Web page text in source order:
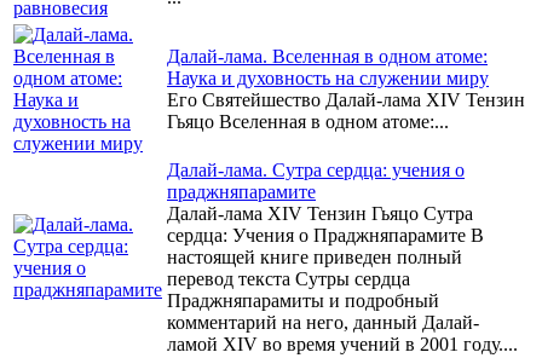
Далай-лама. Вселенная в одном атоме:
Наука и духовность на служении миру
Его Святейшество Далай-лама XIV Тензин
Гьяцо Вселенная в одном атоме:...
Далай-лама. Сутра сердца: учения о
праджняпарамите
Далай-лама XIV Тензин Гьяцо Сутра
сердца: Учения о Праджняпарамите В
настоящей книге приведен полный
перевод текста Сутры сердца
Праджняпарамиты и подробный
комментарий на него, данный Далай-
ламой XIV во время учений в 2001 году....